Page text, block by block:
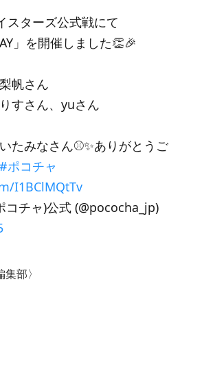
スターズ公式戦にて
」を開催しました👏🎉
帆さん
すさん、yuさん
たみなさん⚾️✨ありがとうご
#ポコチャ
I1BClMQtTv
チャ)公式 (@pococha_jp)
部〉